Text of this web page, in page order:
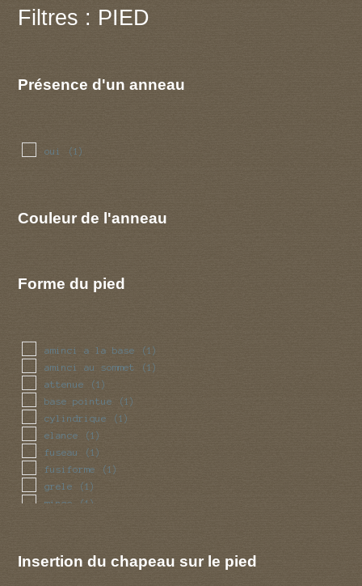
Filtres : PIED
Présence d'un anneau
oui (1)
Couleur de l'anneau
Forme du pied
aminci a la base (1)
aminci au sommet (1)
attenue (1)
base pointue (1)
cylindrique (1)
elance (1)
fuseau (1)
fusiforme (1)
grele (1)
mince (1)
Insertion du chapeau sur le pied